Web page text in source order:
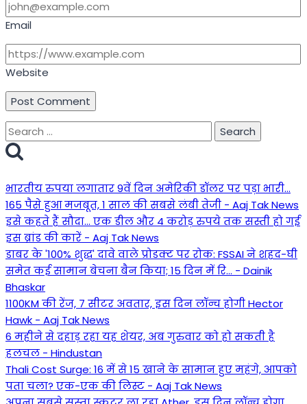
Email
Website
Search
for:
भारतीय रुपया लगातार 9वें दिन अमेरिकी डॉलर पर पड़ा भारी...
165 पैसे हुआ मजबूत, 1 साल की सबसे लंबी तेजी - Aaj Tak News
इसे कहते हैं सौदा... एक डील और 4 करोड़ रुपये तक सस्ती हो गई
इस ब्रांड की कारें - Aaj Tak News
डाबर के '100% शुद्ध' दावे वाले प्रोडक्ट पर रोक: FSSAI ने शहद-घी
समेत कई सामान बेचना बैन किया; 15 दिन में रि... - Dainik
Bhaskar
1100KM की रेंज, 7 सीटर अवतार, इस दिन लॉन्च होगी Hector
Hawk - Aaj Tak News
6 महीने से दहाड़ रहा यह शेयर, अब गुरुवार को हो सकती है
हलचल - Hindustan
Thali Cost Surge: 16 में से 15 खाने के सामान हुए महंगे, आपको
पता चला? एक-एक की लिस्ट - Aaj Tak News